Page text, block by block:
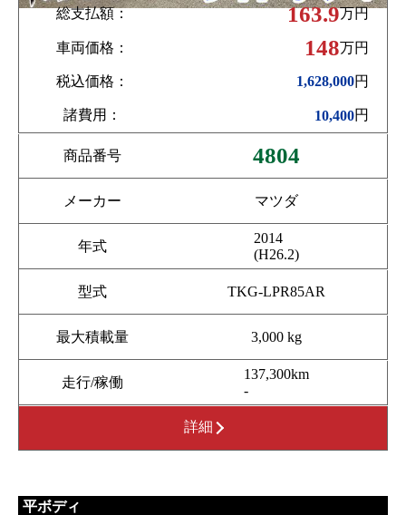
総支払額： 163.9万円
車両価格： 148万円
税込価格： 1,628,000円
諸費用： 10,400円
商品番号 4804
メーカー マツダ
年式
2014
(H26.2)
型式 TKG-LPR85AR
最大積載量 3,000 kg
走行/稼働
137,300km
-
詳細
平ボディ